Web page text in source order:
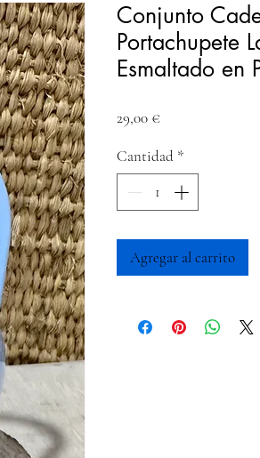
Conjunto
Portachupete
Esmaltado en
29,00 €Precio
Cantidad *
Agregar al carrito